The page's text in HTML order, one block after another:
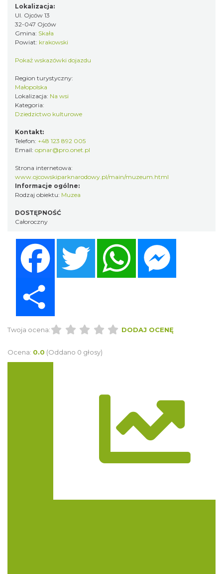
Lokalizacja:
Ul. Ojców 13
32-047 Ojców
Gmina: Skała
Powiat: krakowski
Pokaż wskazówki dojazdu
Region turystyczny:
Małopolska
Lokalizacja: Na wsi
Kategoria:
Dziedzictwo kulturowe
Kontakt:
Telefon: +48 123 892 005
Email: opnar@pro.onet.pl
Strona internetowa:
www.ojcowskiparknarodowy.pl/main/muzeum.html
Informacje ogólne:
Rodzaj obiektu: Muzea
DOSTĘPNOŚĆ
Całoroczny
Twitter WhatsApp
Twoja ocena: DODAJ OCENĘ
Ocena: 0.0 (Oddano 0 głosy)
Trasa